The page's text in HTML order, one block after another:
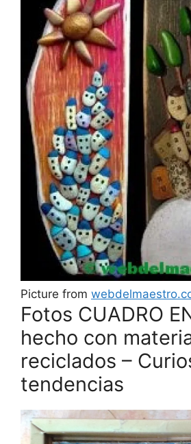
Picture from
Fotos CUADRO
hecho con
reciclados –
tendencias